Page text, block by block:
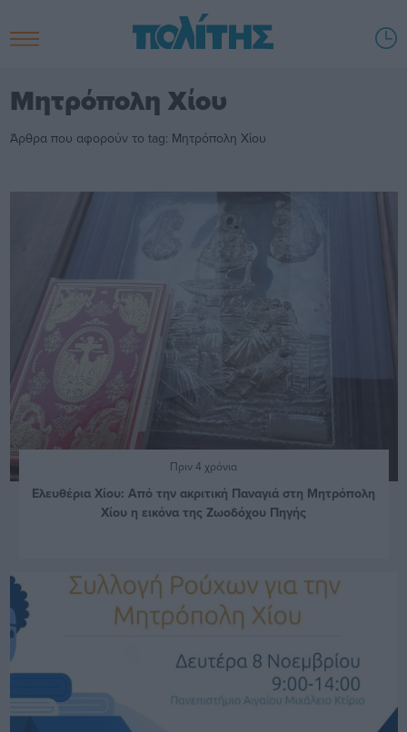
Μητρόπολη Χίου
Άρθρα που αφορούν το tag: Μητρόπολη Χίου
Πριν 4 χρόνια
Ελευθέρια Χίου: Από την ακριτική Παναγιά στη Μητρόπολη
Χίου η εικόνα της Ζωοδόχου Πηγής